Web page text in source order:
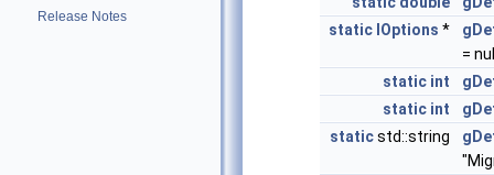
Release Notes
static IOptions *
=
static int
static int
staticstd::string